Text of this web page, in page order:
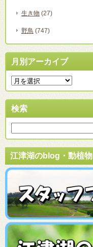
生き物 (27)
野鳥 (747)
月別アーカイブ
検索
江津湖のblog・動植物